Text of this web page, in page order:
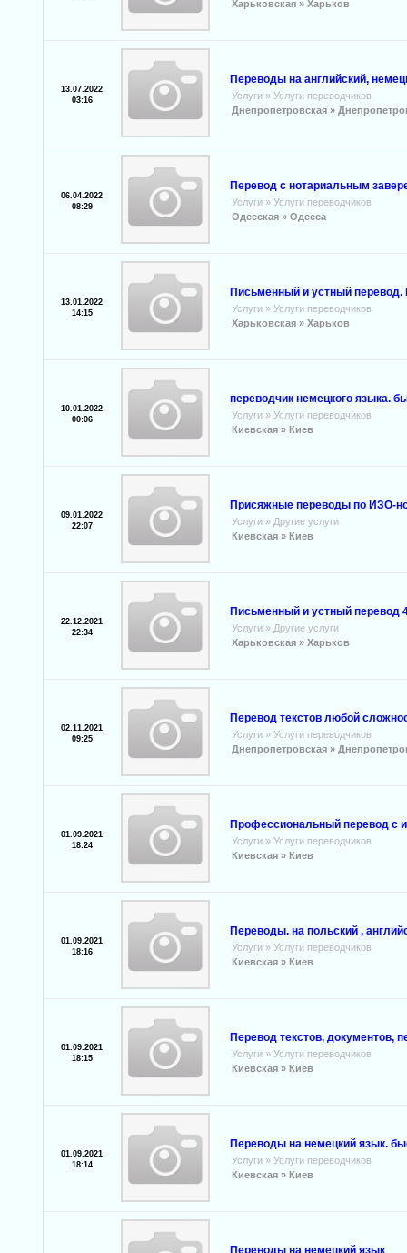
Харьковская » Харьков
13.07.2022
03:16
Переводы на английский,
Услуги » Услуги переводчиков
Днепропетровская »
06.04.2022
08:29
Перевод с нотариальным
Услуги » Услуги переводчиков
Одесская » Одесса
13.01.2022
14:15
Письменный и устный
Услуги » Услуги переводчиков
Харьковская » Харьков
10.01.2022
00:06
переводчик немецкого языка.
Услуги » Услуги переводчиков
Киевская » Киев
09.01.2022
22:07
Присяжные переводы по ИЗО-
Услуги » Другие услуги
Киевская » Киев
22.12.2021
22:34
Письменный и устный перевод
Услуги » Другие услуги
Харьковская » Харьков
02.11.2021
09:25
Перевод текстов любой
Услуги » Услуги переводчиков
Днепропетровская »
01.09.2021
18:24
Профессиональный перевод с
Услуги » Услуги переводчиков
Киевская » Киев
01.09.2021
18:16
Переводы. на польский ,
Услуги » Услуги переводчиков
Киевская » Киев
01.09.2021
18:15
Перевод текстов, документов,
Услуги » Услуги переводчиков
Киевская » Киев
01.09.2021
18:14
Переводы на немецкий язык.
Услуги » Услуги переводчиков
Киевская » Киев
Переводы на немецкий язык